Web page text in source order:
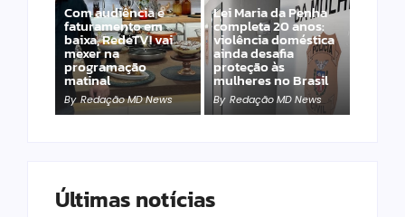
Com audiência e
faturamento em
baixa, RedeTV! vai
mexer na
programação
matinal
By Redação MD News
Lei Maria da Penha
completa 20 anos:
violência doméstica
ainda desafia
proteção às
mulheres no Brasil
By Redação MD News
Últimas notícias